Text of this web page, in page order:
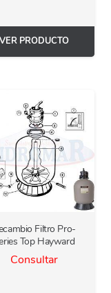
VER PRODUCTO
Filtro Pro-
Top Hayward
Consultar